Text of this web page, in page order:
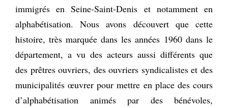
immigrés en Seine-Saint-Denis et notamment en
alphabétisation. Nous avons découvert que cette
histoire, très marquée dans les années 1960 dans le
département, a vu des acteurs aussi différents que
des prêtres ouvriers, des ouvriers syndicalistes et des
municipalités œuvrer pour mettre en place des cours
d’alphabétisation animés par des bénévoles,